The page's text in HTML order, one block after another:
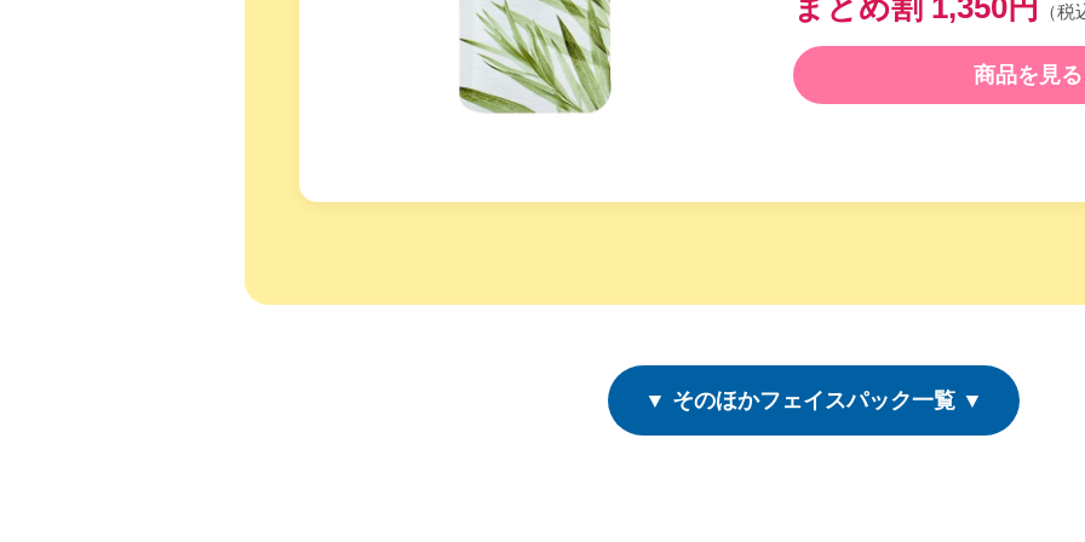
まとめ割 1,350円 （税
商品を見る
▼ そのほかフェイスパック一覧 ▼